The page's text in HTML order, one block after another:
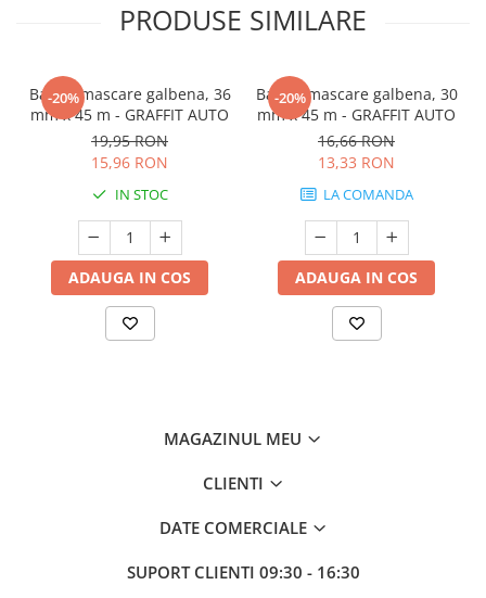
PRODUSE SIMILARE
-20%
Banda mascare galbena, 36
mm x 45 m - GRAFFIT AUTO
19,95 RON
15,96 RON
IN STOC
ADAUGA IN COS
-20%
Banda mascare galbena, 30
mm x 45 m - GRAFFIT AUTO
16,66 RON
13,33 RON
LA COMANDA
ADAUGA IN COS
MAGAZINUL MEU
CLIENTI
DATE COMERCIALE
SUPORT CLIENTI 09:30 - 16:30